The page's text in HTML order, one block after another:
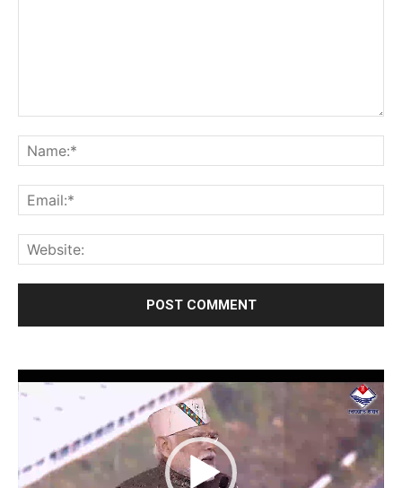
Video
Player